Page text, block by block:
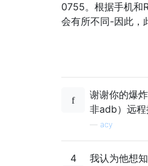
0755。根据手机和
会有所不同-因此，
谢谢你的爆
非adb）远程
acy
4 我认为他想